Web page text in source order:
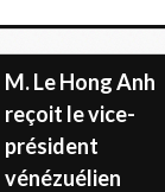
M. Le Hong Anh
reçoit le vice-
président
vénézuélien